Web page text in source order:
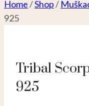
Home/Shop/
925
Tribal
925